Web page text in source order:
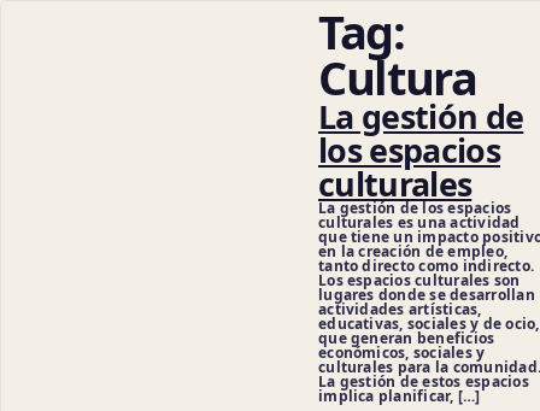
Tag:
Cultura
La gestión de
los espacios
culturales
La gestión de los espacios
culturales es una actividad
que tiene un impacto
en la creación de empleo,
tanto directo como indirecto.
Los espacios culturales son
lugares donde se desarrollan
actividades artísticas,
educativas, sociales y de ocio,
que generan beneficios
económicos, sociales y
culturales para la comunidad.
La gestión de estos espacios
implica planificar, […]